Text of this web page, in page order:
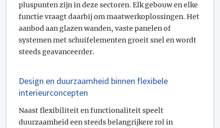
pluspunten zijn in deze sectoren. Elk gebouw en elke
functie vraagt daarbij om maatwerkoplossingen. Het
aanbod aan glazen wanden, vaste panelen of
systemen met schuifelementen groeit snel en wordt
steeds geavanceerder.
Design en duurzaamheid binnen flexibele
interieurconcepten
Naast flexibiliteit en functionaliteit speelt
duurzaamheid een steeds belangrijkere rol in